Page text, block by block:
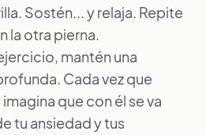
Sostén... y relaja. Repite
la otra pierna.
mantén una
Cada vez que
que con él se va
tu ansiedad y tus